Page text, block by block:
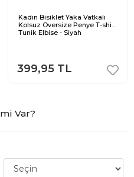
Kadın Bisiklet Yaka Vatkalı
Kolsuz Oversize Penye T-shirt
Tunik Elbise - Siyah
399,95 TL
Var?